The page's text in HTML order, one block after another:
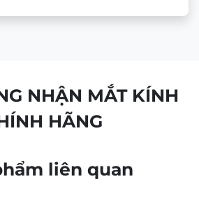
NHẬN MẮT KÍNH
HÃNG
liên quan